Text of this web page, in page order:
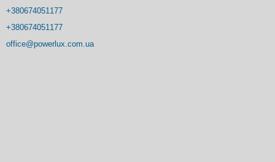
+380674051177
+380674051177
office@powerlux.com.ua